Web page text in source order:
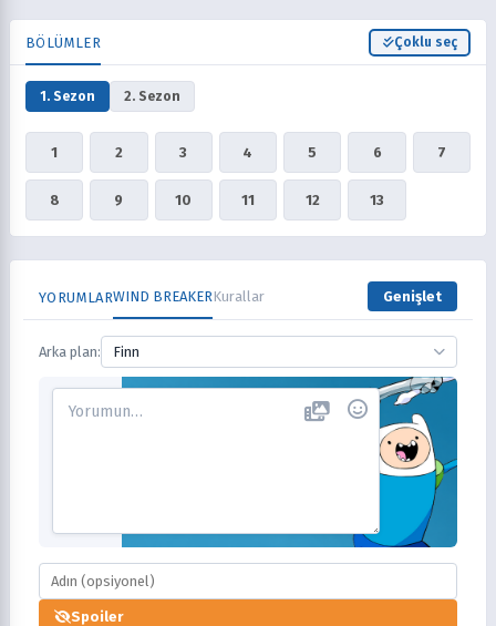
BÖLÜMLER Çoklu seç
1. Sezon 2. Sezon
1 2 3 4 5 6 7
8 9 10 11 12 13
YORUMLARWIND BREAKERKurallar Genişlet
Arka plan: Finn
Spoiler